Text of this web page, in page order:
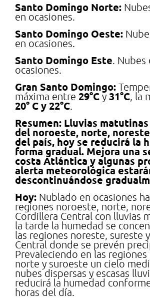
Santo Domingo Norte:
en ocasiones.
Santo Domingo Oeste:
en ocasiones.
Santo Domingo Este. Nubes
ocasiones.
Gran Santo Domingo:
máxima entre 29°C y 31°C, la
20° C y 22°C.
Resumen: Lluvias
del noroeste, norte,
del país, hoy se reducirá la
forma gradual. Mejora una
costa Atlántica y algunas
alerta meteorológica
descontinuándose
Hoy: Nublado en ocasiones
regiones noroeste, norte,
Cordillera Central con lluvias
la tarde la humedad se
las regiones noreste, sureste
Central donde se prevén
Prevaleciendo en las
norte y suroeste un cielo
nubes dispersas y escasas
reducirá la humedad
horas del día.